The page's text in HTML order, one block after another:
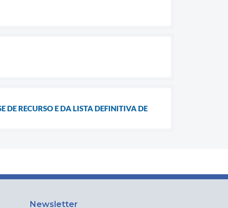
RECURSO E DA LISTA DEFINITIVA DE
Newsletter